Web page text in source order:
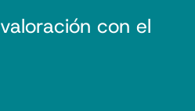
con el